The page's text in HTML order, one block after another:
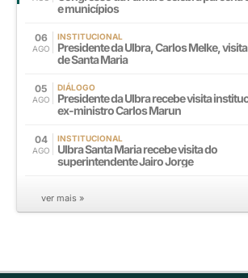
e municípios
06
AGO
INSTITUCIONAL
Presidente da Ulbra, Carlos Melke,
de Santa Maria
05
AGO
DIÁLOGO
Presidente da Ulbra recebe visita
ex-ministro Carlos Marun
04
AGO
INSTITUCIONAL
Ulbra Santa Maria recebe visita do
superintendente Jairo Jorge
ver mais »